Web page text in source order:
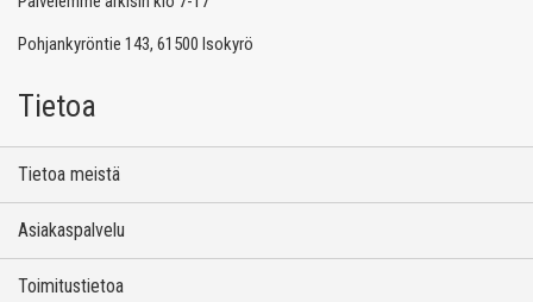
Pohjankyröntie 143, 61500 Isokyrö
Tietoa
Tietoa meistä
Asiakaspalvelu
Toimitustietoa